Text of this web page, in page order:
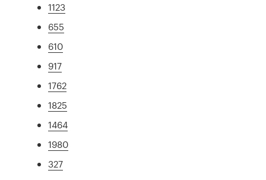
1123
655
610
917
1762
1825
1464
1980
327